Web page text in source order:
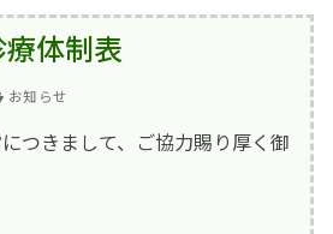
合の公表
誌)
ション
所
介護事業所 みなみ風
体制表
お知らせ
つきまして、ご協力賜り厚く御